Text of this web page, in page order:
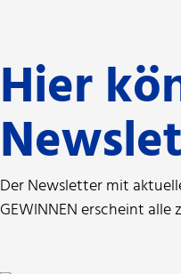
Hier
Der Newsletter mit
GEWINNEN erscheint